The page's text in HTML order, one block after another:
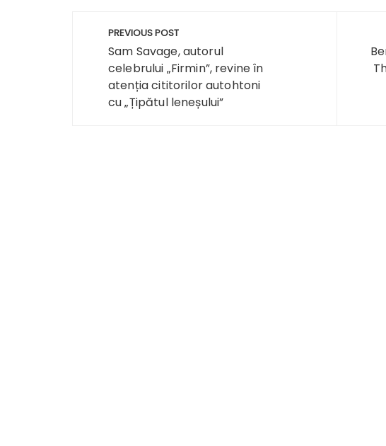
Navigare
articole
PREVIOUS POST
Sam Savage, autorul
celebrului „Firmin”, revine în
atenția cititorilor autohtoni
cu „Țipătul leneșului”